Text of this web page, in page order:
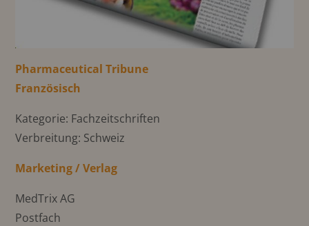
Pharmaceutical Tribune
Französisch
Kategorie: Fachzeitschriften
Verbreitung: Schweiz
Marketing / Verlag
MedTrix AG
Postfach